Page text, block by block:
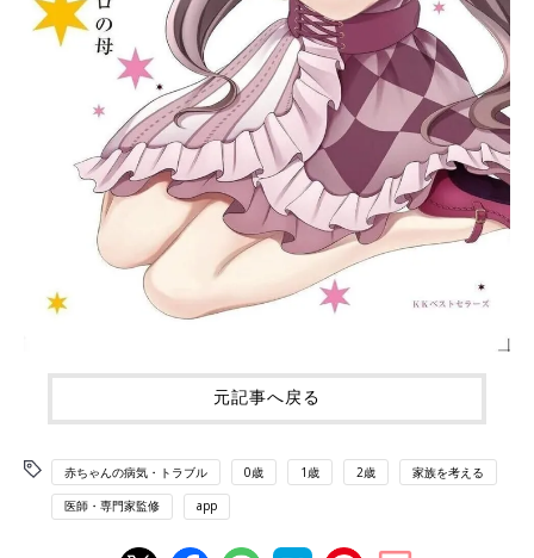
元記事へ戻る
赤ちゃんの病気・トラブル 0歳 1歳 2歳 家族を考える
医師・専門家監修 app